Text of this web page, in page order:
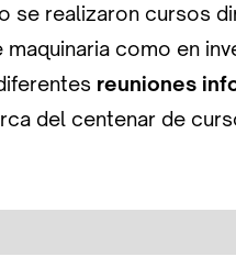
se realizaron cursos
como en
reuniones
del centenar de